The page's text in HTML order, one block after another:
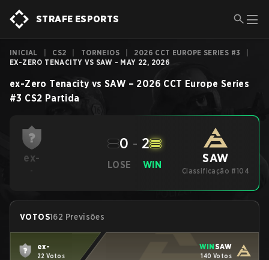
STRAFE ESPORTS
INICIAL CS2 TORNEIOS 2026 CCT EUROPE SERIES #3
EX-ZERO TENACITY VS SAW - MAY 22, 2026
ex-Zero Tenacity vs SAW – 2026 CCT Europe Series
#3 CS2 Partida
ex-
-
LOSE
0 - 2
WIN SAW
Classificação #104
VOTOS162 Previsões
ex-
22 Votos
WINSAW
140 Votos